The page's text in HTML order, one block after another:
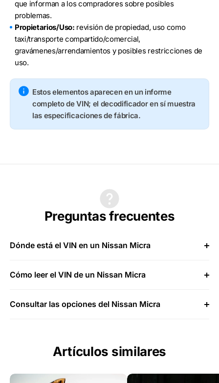
que informan a los compradores sobre posibles
problemas.
Propietarios/Uso: revisión de propiedad, uso como
taxi/transporte compartido/comercial,
gravámenes/arrendamientos y posibles restricciones de
uso.
Estos elementos aparecen en un informe
completo de VIN; el decodificador en sí muestra
las especificaciones de fábrica.
Preguntas frecuentes
Dónde está el VIN en un Nissan Micra
Cómo leer el VIN de un Nissan Micra
Consultar las opciones del Nissan Micra
Artículos similares